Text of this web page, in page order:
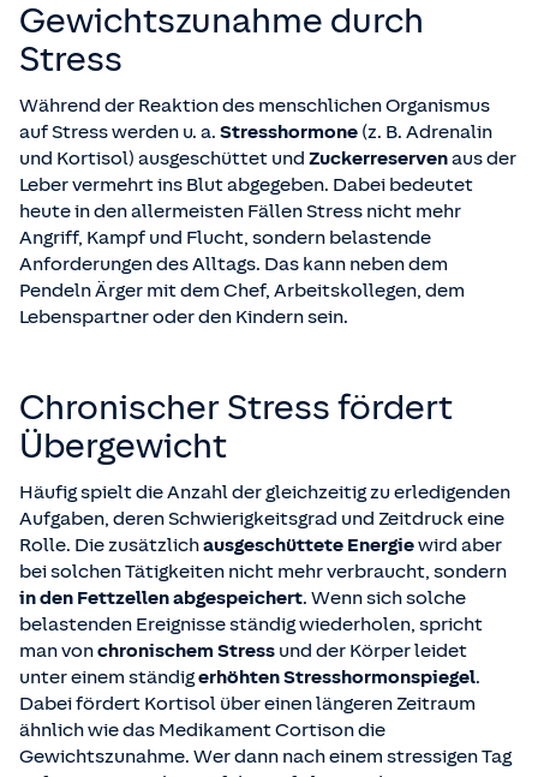
Gewichtszunahme durch
Stress
Während der Reaktion des menschlichen Organismus
auf Stress werden u. a. Stresshormone (z. B. Adrenalin
und Kortisol) ausgeschüttet und Zuckerreservenaus der
Leber vermehrt ins Blut abgegeben. Dabei bedeutet
heute in den allermeisten Fällen Stress nicht mehr
Angriff, Kampf und Flucht, sondern belastende
Anforderungen des Alltags. Das kann neben dem
Pendeln Ärger mit dem Chef, Arbeitskollegen, dem
Lebenspartner oder den Kindern sein.
Chronischer Stress fördert
Übergewicht
Häufig spielt die Anzahl der gleichzeitig zu erledigenden
Aufgaben, deren Schwierigkeitsgrad und Zeitdruck eine
Rolle. Die zusätzlichausgeschüttete Energiewird aber
bei solchen Tätigkeiten nicht mehr verbraucht, sondern
in den Fettzellen abgespeichert. Wenn sich solche
belastenden Ereignisse ständig wiederholen, spricht
man vonchronischem Stress und der Körper leidet
unter einem ständigerhöhten Stresshormonspiegel.
Dabei fördert Kortisol über einen längeren Zeitraum
ähnlich wie das Medikament Cortison die
Gewichtszunahme. Wer dann nach einem stressigen Tag